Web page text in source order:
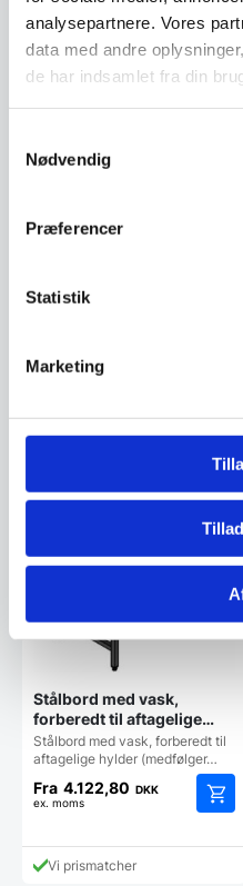
analysepartnere. Vores
data med andre
de har indsamlet fra din
Nødvendig
Præferencer
Statistik
Marketing
både eget
samarbejdspartnere.
og ansøgningsskema
Har du spørgsmål til
Stålbord med vask,
forberedt til aftagelige
hylder – Dayton
Stålbord med vask, forberedt til
aftagelige hylder (medfølger…
Fra 4.122,80 DKK
ex. moms
vare
Vi prismatcher